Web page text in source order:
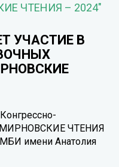
ЧТЕНИЯ – 2024"
УЧАСТИЕ В
ЧТЕНИЯ
МБИ имени Анатолия